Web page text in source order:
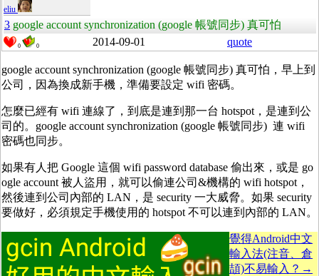
eliu
3 google account synchronization (google 帳號同步) 真可怕
0 0 2014-09-01 quote
google account synchronization (google 帳號同步) 真可怕，早上到
公司，因為換成新手機，準備要設定 wifi 密碼。
怎麼已經有 wifi 連線了，到底是連到那一台 hotspot，是連到公
司的。google account synchronization (google 帳號同步) 連 wifi
密碼也同步。
如果有人把 Google 這個 wifi password database 偷出來，或是 go
ogle account 被人盜用，就可以偷連公司&機構的 wifi hotspot，
然後連到公司內部的 LAN，是 security 一大威脅。如果 security
要做好，必須規定手機使用的 hotspot 不可以連到內部的 LAN。
覺得Android中文
輸入法(注音、倉
頡)不易輸入？→